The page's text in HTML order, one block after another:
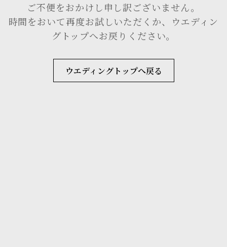
ご不便をおかけし申し訳ございません。
時間をおいて再度お試しいただくか、ウエディン
グトップへお戻りください。
ウエディングトップへ戻る